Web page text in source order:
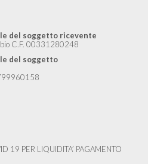
del soggetto ricevente
C.F. 00331280248
del soggetto
19 PER LIQUIDITA’ PAGAMENTO